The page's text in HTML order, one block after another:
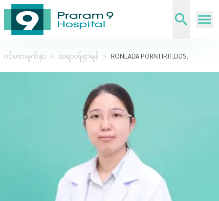
ပင်မစာမျက်နှာ > ဆရာဝန်ရှာရန် > RONLADA PORNTIRIT,DDS.